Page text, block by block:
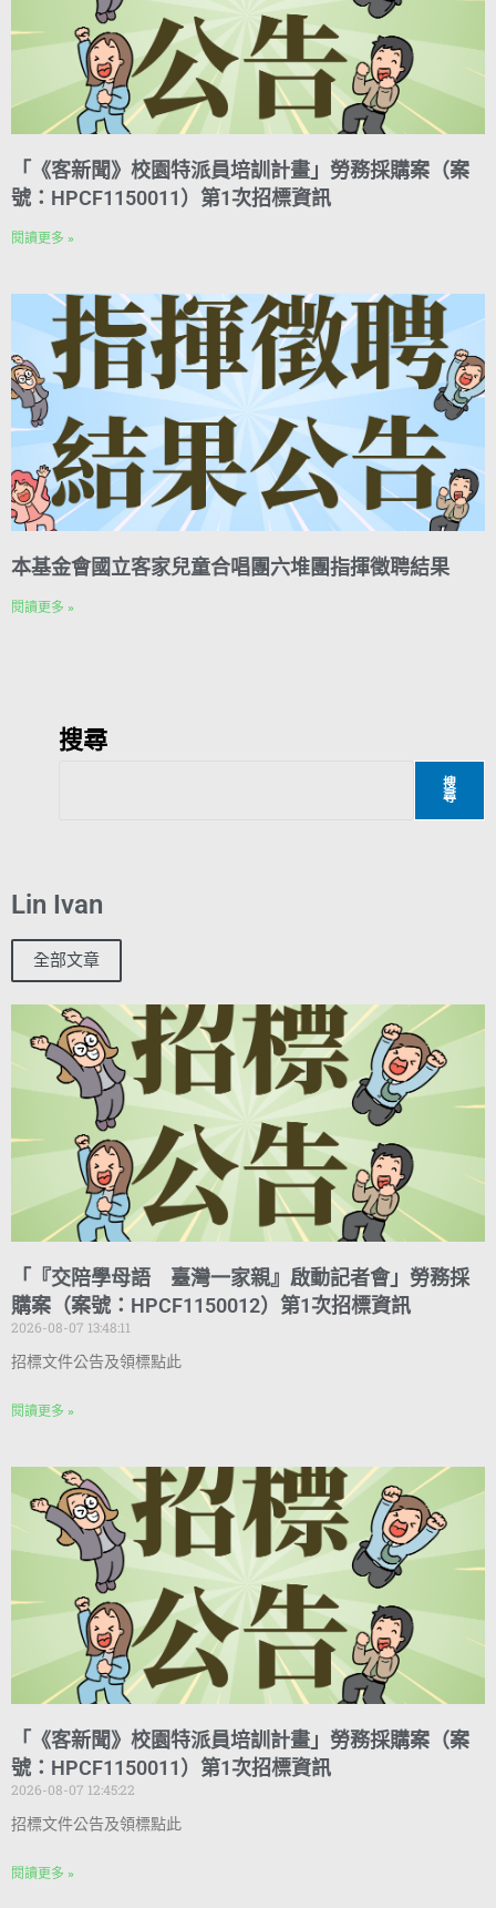
「《客新聞》校園特派員培訓計畫」勞務採購案（案
號：HPCF1150011）第1次招標資訊
閱讀更多 »
本基金會國立客家兒童合唱團六堆團指揮徵聘結果
閱讀更多 »
搜尋
搜
尋
Lin Ivan
全部文章
「『交陪學母語 臺灣一家親』啟動記者會」勞務採
購案（案號：HPCF1150012）第1次招標資訊
2026-08-07 13:48:11
招標文件公告及領標點此
閱讀更多 »
「《客新聞》校園特派員培訓計畫」勞務採購案（案
號：HPCF1150011）第1次招標資訊
2026-08-07 12:45:22
招標文件公告及領標點此
閱讀更多 »